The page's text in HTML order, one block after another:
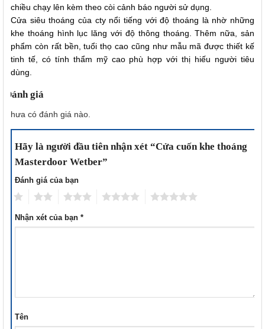
chiều chạy lên kèm theo còi cảnh báo người sử dụng.
Cửa siêu thoáng của cty nổi tiếng với độ thoáng là nhờ những
khe thoáng hình lục lăng với độ thông thoáng. Thêm nữa, sản
phẩm còn rất bền, tuổi thọ cao cũng như mẫu mã được thiết kế
tinh tế, có tính thẩm mỹ cao phù hợp với thị hiếu người tiêu
dùng.
Đánh giá
Chưa có đánh giá nào.
Hãy là người đầu tiên nhận xét “Cửa cuốn khe thoáng
Masterdoor Wetber”
Đánh giá của bạn
Nhận xét của bạn *
Tên